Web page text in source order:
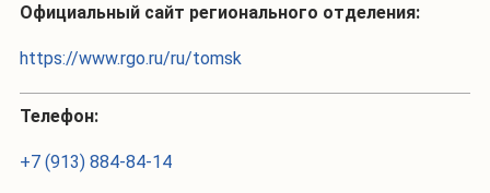
Официальный сайт регионального отделения:
https://www.rgo.ru/ru/tomsk
Телефон:
+7 (913) 884-84-14